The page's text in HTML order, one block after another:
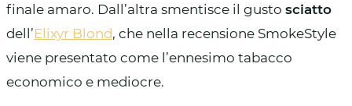
finale amaro. Dall’altra smentisce il gusto sciatto
dell’Elixyr Blond, che nella recensione SmokeStyle
viene presentato come l’ennesimo tabacco
economico e mediocre.